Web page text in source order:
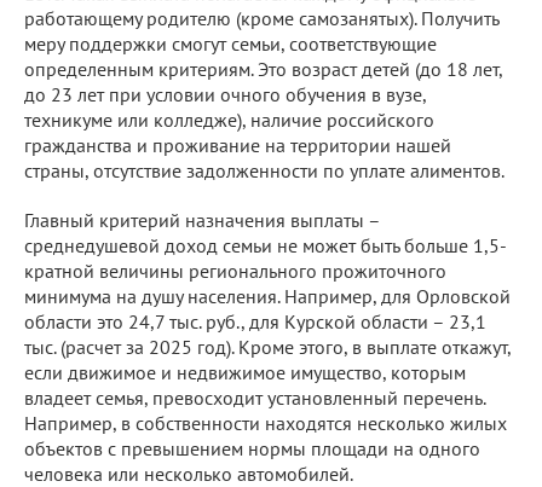
работающему родителю (кроме самозанятых). Получить
меру поддержки смогут семьи, соответствующие
определенным критериям. Это возраст детей (до 18 лет,
до 23 лет при условии очного обучения в вузе,
техникуме или колледже), наличие российского
гражданства и проживание на территории нашей
страны, отсутствие задолженности по уплате алиментов.
Главный критерий назначения выплаты –
среднедушевой доход семьи не может быть больше 1,5-
кратной величины регионального прожиточного
минимума на душу населения. Например, для Орловской
области это 24,7 тыс. руб., для Курской области – 23,1
тыс. (расчет за 2025 год). Кроме этого, в выплате откажут,
если движимое и недвижимое имущество, которым
владеет семья, превосходит установленный перечень.
Например, в собственности находятся несколько жилых
объектов с превышением нормы площади на одного
человека или несколько автомобилей.